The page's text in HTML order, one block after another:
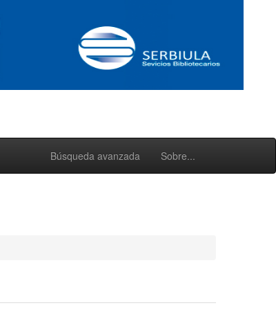
Búsqueda avanzada Sobre...